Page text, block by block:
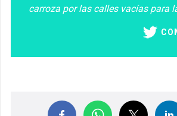
carroza por las calles vacías para